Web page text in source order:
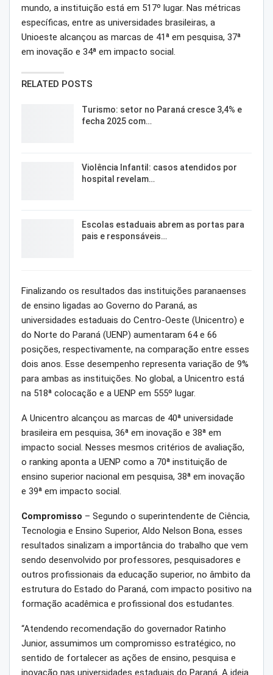
mundo, a instituição está em 517º lugar. Nas métricas
específicas, entre as universidades brasileiras, a
Unioeste alcançou as marcas de 41ª em pesquisa, 37ª
em inovação e 34ª em impacto social.
RELATED POSTS
Turismo: setor no Paraná cresce 3,4% e
fecha 2025 com…
Violência Infantil: casos atendidos por
hospital revelam…
Escolas estaduais abrem as portas para
pais e responsáveis…
Finalizando os resultados das instituições paranaenses
de ensino ligadas ao Governo do Paraná, as
universidades estaduais do Centro-Oeste (Unicentro) e
do Norte do Paraná (UENP) aumentaram 64 e 66
posições, respectivamente, na comparação entre esses
dois anos. Esse desempenho representa variação de 9%
para ambas as instituições. No global, a Unicentro está
na 518ª colocação e a UENP em 555º lugar.
A Unicentro alcançou as marcas de 40ª universidade
brasileira em pesquisa, 36ª em inovação e 38ª em
impacto social. Nesses mesmos critérios de avaliação,
o ranking aponta a UENP como a 70ª instituição de
ensino superior nacional em pesquisa, 38ª em inovação
e 39ª em impacto social.
Compromisso – Segundo o superintendente de Ciência,
Tecnologia e Ensino Superior, Aldo Nelson Bona, esses
resultados sinalizam a importância do trabalho que vem
sendo desenvolvido por professores, pesquisadores e
outros profissionais da educação superior, no âmbito da
estrutura do Estado do Paraná, com impacto positivo na
formação acadêmica e profissional dos estudantes.
“Atendendo recomendação do governador Ratinho
Junior, assumimos um compromisso estratégico, no
sentido de fortalecer as ações de ensino, pesquisa e
inovação nas universidades estaduais do Paraná. A ideia